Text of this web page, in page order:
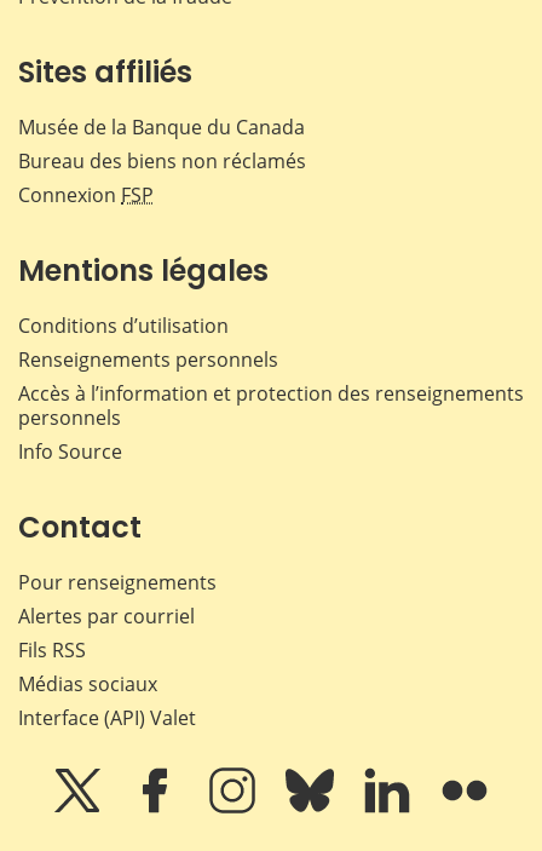
Sites affiliés
Musée de la Banque du Canada
Bureau des biens non réclamés
Connexion FSP
Mentions légales
Conditions d’utilisation
Renseignements personnels
Accès à l’information et protection des renseignements
personnels
Info Source
Contact
Pour renseignements
Alertes par courriel
Fils RSS
Médias sociaux
Interface (API) Valet